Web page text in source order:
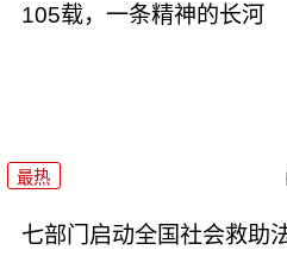
105载，一条精神的长河
最热
七部门启动全国社会救助